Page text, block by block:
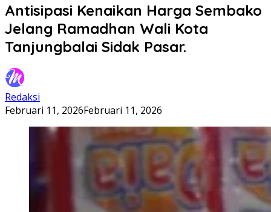
Antisipasi Kenaikan Harga Sembako
Jelang Ramadhan Wali Kota
Tanjungbalai Sidak Pasar.
Redaksi
Februari 11, 2026Februari 11, 2026